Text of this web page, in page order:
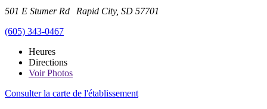
501 E Stumer Rd Rapid City, SD 57701
(605) 343-0467
Heures
Directions
VoirPhotos
Consulter la carte de l'établissement